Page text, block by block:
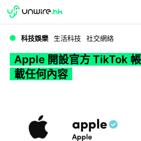
WWDC 2026
科技娛樂 生活科技 社交網絡
Apple 開設官方 TikTok
載任何內容